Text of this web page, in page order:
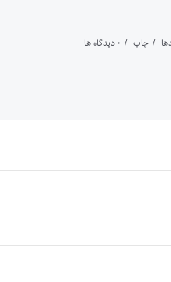
چاپ ۰ دیدگاه ها